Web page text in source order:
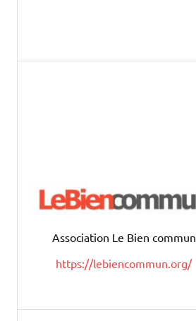
Association Le Bien commun
https://lebiencommun.org/